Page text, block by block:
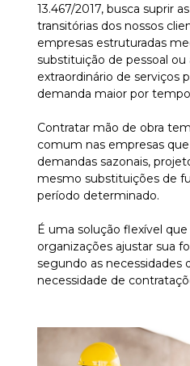
13.467/2017, busca suprir
transitórias dos nossos
empresas estruturadas
substituição de pessoal ou
extraordinário de serviços
demanda maior por
Contratar mão de obra
comum nas empresas
demandas sazonais,
mesmo substituições de
período determinado.
É uma solução flexível
organizações ajustar sua
segundo as necessidades
necessidade de